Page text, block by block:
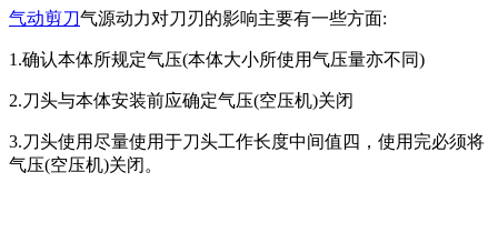
气动剪刀气源动力对刀刃的影响主要有一些方面:
1.确认本体所规定气压(本体大小所使用气压量亦不同)
2.刀头与本体安装前应确定气压(空压机)关闭
3.刀头使用尽量使用于刀头工作长度中间值四，使用完必须将
气压(空压机)关闭。